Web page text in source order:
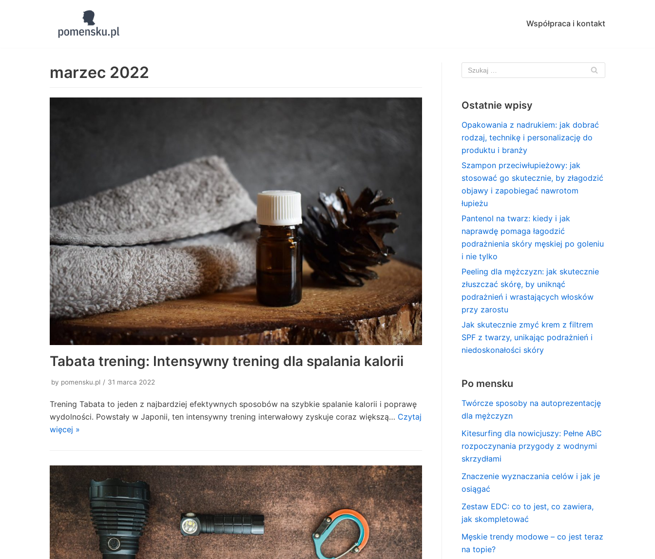
Współpraca i kontakt
marzec 2022
Tabata trening: Intensywny trening dla spalania kalorii
by pomensku.pl 31 marca 2022
Trening Tabata to jeden z najbardziej efektywnych sposobów na szybkie spalanie kalorii i poprawę
wydolności. Powstały w Japonii, ten intensywny trening interwałowy zyskuje coraz większą… Czytaj
więcej »
Ostatnie wpisy
Opakowania z nadrukiem: jak dobrać
rodzaj, technikę i personalizację do
produktu i branży
Szampon przeciwłupieżowy: jak
stosować go skutecznie, by złagodzić
objawy i zapobiegać nawrotom
łupieżu
Pantenol na twarz: kiedy i jak
naprawdę pomaga łagodzić
podrażnienia skóry męskiej po goleniu
i nie tylko
Peeling dla mężczyzn: jak skutecznie
złuszczać skórę, by uniknąć
podrażnień i wrastających włosków
przy zarostu
Jak skutecznie zmyć krem z filtrem
SPF z twarzy, unikając podrażnień i
niedoskonałości skóry
Po mensku
Twórcze sposoby na autoprezentację
dla mężczyzn
Kitesurfing dla nowicjuszy: Pełne ABC
rozpoczynania przygody z wodnymi
skrzydłami
Znaczenie wyznaczania celów i jak je
osiągać
Zestaw EDC: co to jest, co zawiera,
jak skompletować
Męskie trendy modowe – co jest teraz
na topie?